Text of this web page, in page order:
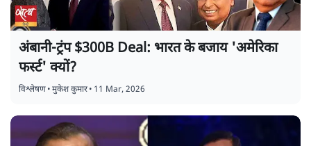
अंबानी-ट्रंप $300B Deal: भारत के बजाय 'अमेरिका
फर्स्ट' क्यों?
विश्लेषण•मुकेश कुमार• 11 Mar, 2026